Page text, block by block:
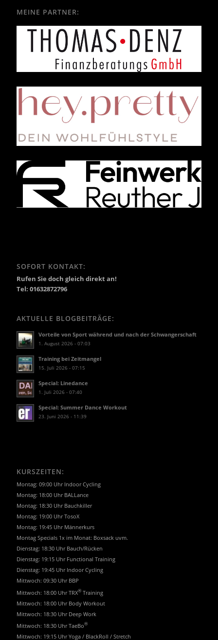
MEINE PARTNER:
SOFORT KONTAKT:
Rufen Sie doch gleich direkt an!
Tel: 01632872796
AKTUELLE BLOGBEITRÄGE:
Vorteile von Sport während und nach der Schwangerschaft
1. August 2026 - 07:03
Training bei Zeitmangel
15. Juli 2026 - 07:15
Special: Linedance
1. Juli 2026 - 07:40
Special: Summer Dance Workout
23. Juni 2026 - 11:39
KURSZEITEN:
Montag: 09:00 Uhr Indoor Cycling
Montag: 18:00 Uhr BALLance
Montag: 18:30 Uhr Bauchkiller
Montag: 19:00 Uhr TosoX
Montag: 19:45 Uhr Männerkurs
Montag Specials 1x im Monat: Boxsack uvm.
Dienstag: 18:30 Uhr Bauch/Rücken
Dienstag: 19:15 Uhr Functional Training
Dienstag: 19:45 Uhr Indoor Cycling
Mittwoch: 09:30 Uhr BBP
Mittwoch: 18:00 Uhr TRX®Training
Mittwoch: 18:00 Uhr Body Workout
Mittwoch: 18:30 Uhr Deep Work
Mittwoch: 18:30 Uhr TaeBo®
Mittwoch: 19:15 Uhr Yoga / BlackRoll / Stretch